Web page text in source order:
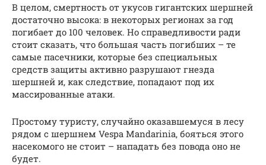
В целом, смертность от укусов гигантских шершней
достаточно высока: в некоторых регионах за год
погибает до 100 человек. Но справедливости ради
стоит сказать, что большая часть погибших – те
самые пасечники, которые без специальных
средств защиты активно разрушают гнезда
шершней и, как следствие, попадают под их
массированные атаки.
Простому туристу, случайно оказавшемуся в лесу
рядом с шершнем Vespa Mandarinia, бояться этого
насекомого не стоит – нападать без повода оно не
будет.